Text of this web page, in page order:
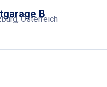
B
Österreich
A